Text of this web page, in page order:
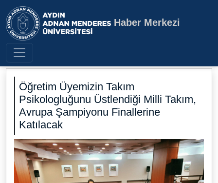
Aydın Adnan Menderes
Haber Merkezi
Öğretim Üyemizin Takım
Psikologluğunu Üstlendiği Milli Takım,
Avrupa Şampiyonu Finallerine
Katılacak